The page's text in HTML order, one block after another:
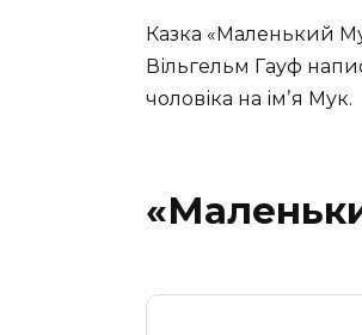
Казка «Маленький
Вільгельм Гауф
чоловіка на імʼя Мук.